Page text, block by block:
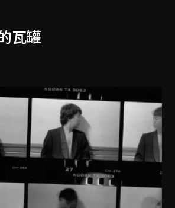
瓦罐